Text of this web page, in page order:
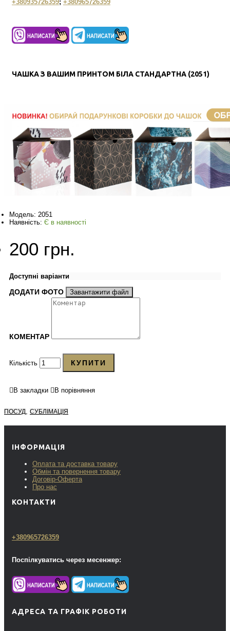
+380935726359; +380965726359
ЧАШКА З ВАШИМ ПРИНТОМ БІЛА СТАНДАРТНА (2051)
Модель: 2051
Наявність: Є в наявності
200 грн.
Доступні варіанти
ДОДАТИ ФОТО Завантажити файл
КОМЕНТАР
Кількість КУПИТИ
В закладки В порівняння
ПОСУД, СУБЛІМАЦІЯ
ІНФОРМАЦІЯ
Оплата та доставка товару
Обмін та повернення товару
Договір-Оферта
Про нас
КОНТАКТИ
+380965726359
Поспілкуватись через месенжер:
АДРЕСА ТА ГРАФІК РОБОТИ